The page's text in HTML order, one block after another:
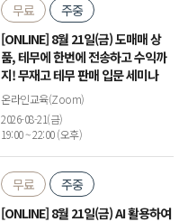
무료
주중
[ONLINE] 8월 21일(금) 도매매 상
품, 테무에 한번에 전송하고 수익까
지! 무재고 테무 판매 입문 세미나
온라인교육(Zoom)
2026-08-21(금)
19:00 ~ 22:00 (오후)
무료
주중
[ONLINE] 8월 21일(금) AI 활용하여